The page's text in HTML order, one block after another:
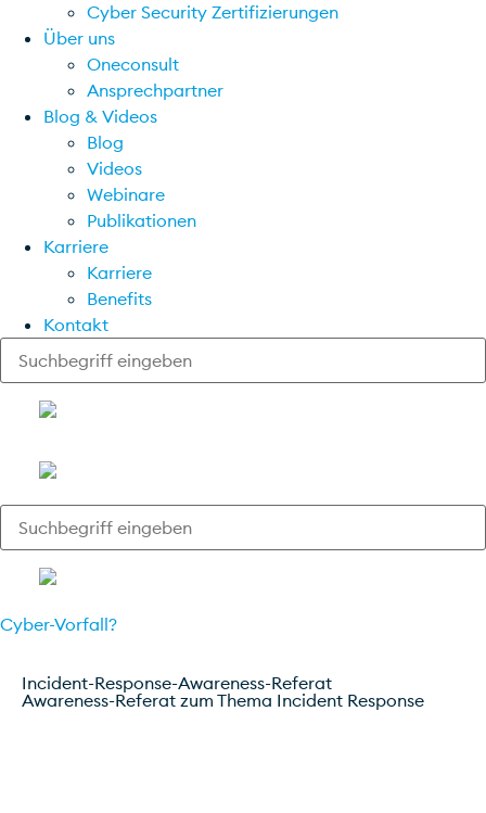
Cyber Security Zertifizierungen
Über uns
Oneconsult
Ansprechpartner
Blog & Videos
Blog
Videos
Webinare
Publikationen
Karriere
Karriere
Benefits
Kontakt
Cyber-Vorfall?
Incident-Response-Awareness-Referat
Awareness-Referat zum Thema Incident Response